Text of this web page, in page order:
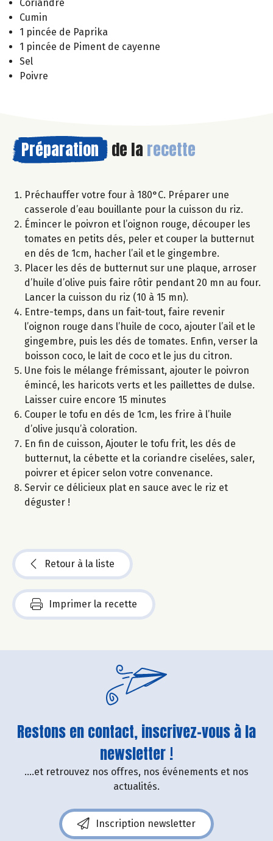
Coriandre
Cumin
1 pincée de Paprika
1 pincée de Piment de cayenne
Sel
Poivre
Préparation de la recette
Préchauffer votre four à 180°C. Préparer une
casserole d’eau bouillante pour la cuisson du riz.
Émincer le poivron et l’oignon rouge, découper les
tomates en petits dés, peler et couper la butternut
en dés de 1cm, hacher l’ail et le gingembre.
Placer les dés de butternut sur une plaque, arroser
d’huile d’olive puis faire rôtir pendant 20 mn au four.
Lancer la cuisson du riz (10 à 15 mn).
Entre-temps, dans un fait-tout, faire revenir
l’oignon rouge dans l’huile de coco, ajouter l’ail et le
gingembre, puis les dés de tomates. Enfin, verser la
boisson coco, le lait de coco et le jus du citron.
Une fois le mélange frémissant, ajouter le poivron
émincé, les haricots verts et les paillettes de dulse.
Laisser cuire encore 15 minutes
Couper le tofu en dés de 1cm, les frire à l’huile
d’olive jusqu’à coloration.
En fin de cuisson, Ajouter le tofu frit, les dés de
butternut, la cébette et la coriandre ciselées, saler,
poivrer et épicer selon votre convenance.
Servir ce délicieux plat en sauce avec le riz et
déguster !
Retour à la liste
Imprimer la recette
Restons en contact, inscrivez-vous à la
newsletter !
....et retrouvez nos offres, nos événements et nos
actualités.
Inscription newsletter